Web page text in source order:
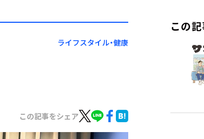
YouTube
会社情報
ライフスタイル・健康
この記事をシェア
この